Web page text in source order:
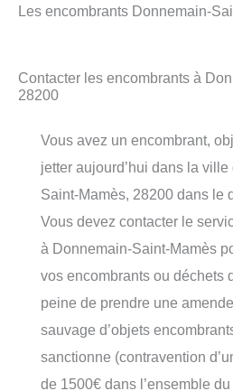
Les encombrants Donnemain-
Contacter les encombrants à
28200
Vous avez un encombrant,
jetter aujourd’hui dans la
Saint-Mamès, 28200 dans le
Vous devez contacter le
à Donnemain-Saint-Mamès
vos encombrants ou déchets
peine de prendre une
sauvage d’objets
sanctionne (contravention
de 1500€ dans l’ensemble